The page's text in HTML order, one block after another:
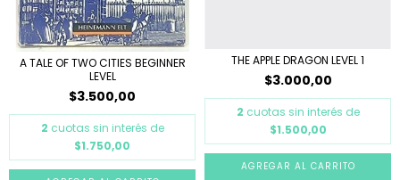
A TALE OF TWO CITIES BEGINNER
LEVEL
$3.500,00
2 cuotas sin interés de
$1.750,00
THE APPLE DRAGON LEVEL 1
$3.000,00
2 cuotas sin interés de
$1.500,00